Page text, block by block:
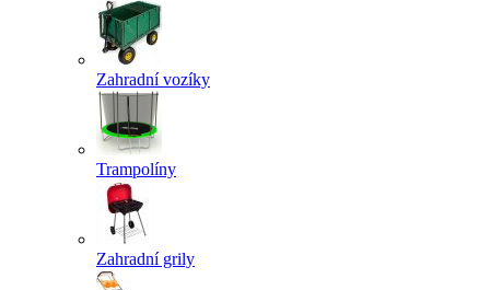
Zahradní vozíky
Trampolíny
Zahradní grily